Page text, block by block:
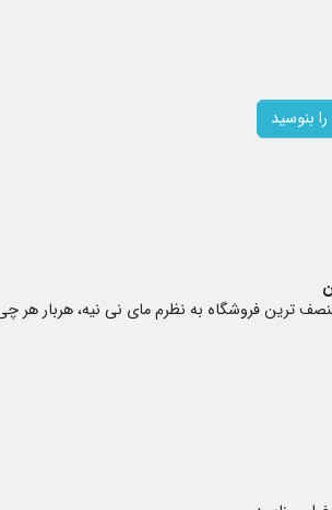
بنوسید
ترین فروشگاه به نظرم مای نی نیه، هربار